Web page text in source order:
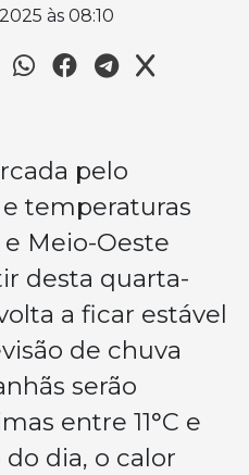
às 08:10
pelo
temperaturas
Meio-Oeste
desta quarta-
a ficar estável
de chuva
serão
entre 11°C e
do dia, o calor